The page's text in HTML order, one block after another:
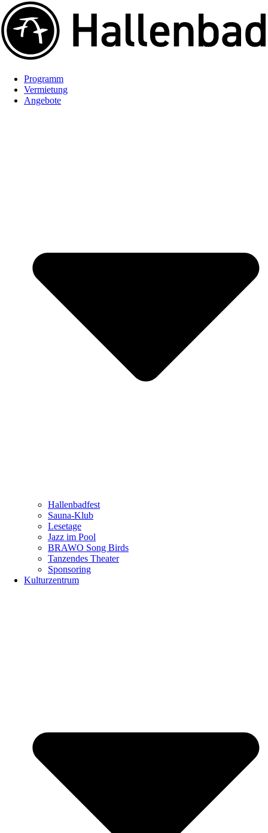
Programm
Vermietung
Angebote
Hallenbadfest
Sauna-Klub
Lesetage
Jazz im Pool
BRAWO Song Birds
Tanzendes Theater
Sponsoring
Kulturzentrum